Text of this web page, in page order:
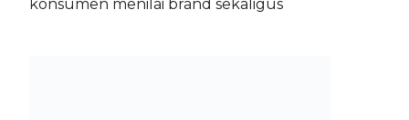
konsumen menilai brand sekaligus